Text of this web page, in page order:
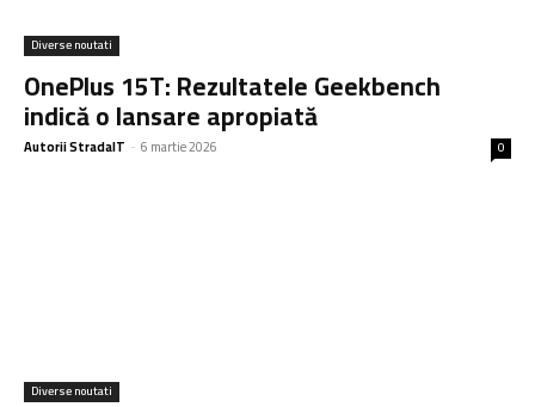
Diverse noutati
OnePlus 15T: Rezultatele Geekbench
indică o lansare apropiată
Autorii StradaIT - 6 martie 2026 0
Diverse noutati